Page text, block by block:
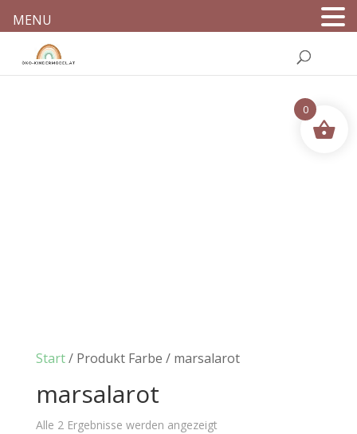
Start/ Produkt Farbe / marsalarot
marsalarot
Alle 2 Ergebnisse werden angezeigt
MENU
0